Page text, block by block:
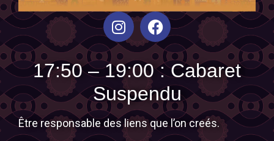
17:50 – 19:00 : Cabaret
Suspendu
Être responsable des liens que l’on creés.